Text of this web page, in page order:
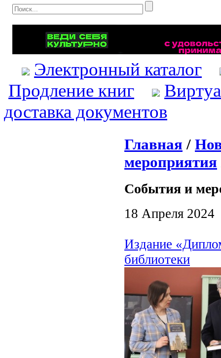
Электронный каталог
Продление книг
доставка документов
Главная /
мероприятия
События и
18 Апреля 2024
Издание
библиотеки